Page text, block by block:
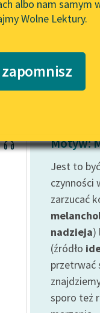
Widget Wolnych
Katalog
Katalog w formacie
albo nam samym
Wolne Lektury.
Motyw:
Jest to
czynności
zarzucać
nadzieja)
(źródło
przetrwać
sporo też